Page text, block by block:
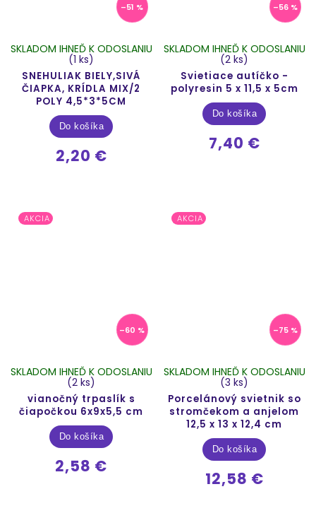
–51 %
SNEHULIAK BIELY,SIVÁ
ČIAPKA, KRÍDLA MIX/2
POLY 4,5*3*5CM
SKLADOM IHNEĎ K ODOSLANIU
(1 ks)
2,20 €
Do košíka
–56 %
Svietiace autíčko -
polyresin 5 x 11,5 x 5cm
SKLADOM IHNEĎ K ODOSLANIU
(2 ks)
7,40 €
Do košíka
AKCIA
–60 %
vianočný trpaslík s
čiapočkou 6x9x5,5 cm
SKLADOM IHNEĎ K ODOSLANIU
(2 ks)
2,58 €
Do košíka
AKCIA
–75 %
Porcelánový svietnik so
stromčekom a anjelom
12,5 x 13 x 12,4 cm
SKLADOM IHNEĎ K ODOSLANIU
(3 ks)
12,58 €
Do košíka